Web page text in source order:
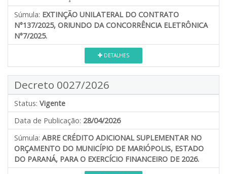
Súmula: EXTINÇÃO UNILATERAL DO CONTRATO
N°137/2025, ORIUNDO DA CONCORRÊNCIA ELETRÔNICA
N°7/2025.
DETALHES
Decreto 0027/2026
Status: Vigente
Data de Publicação: 28/04/2026
Súmula: ABRE CRÉDITO ADICIONAL SUPLEMENTAR NO
ORÇAMENTO DO MUNICÍPIO DE MARIÓPOLIS, ESTADO
DO PARANÁ, PARA O EXERCÍCIO FINANCEIRO DE 2026.